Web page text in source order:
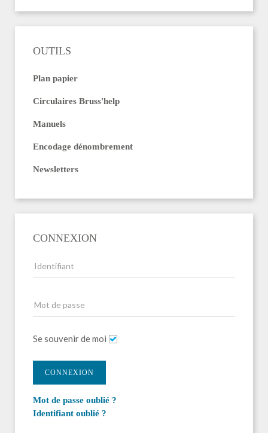
OUTILS
Plan papier
Circulaires Bruss'help
Manuels
Encodage dénombrement
Newsletters
CONNEXION
Se souvenir de moi
CONNEXION
Mot de passe oublié ?
Identifiant oublié ?